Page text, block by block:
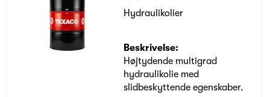
Hydraulikolier
Beskrivelse:
Højtydende multigrad
hydraulikolie med
slidbeskyttende egenskaber.